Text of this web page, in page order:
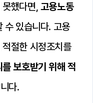
했다면, 고용노동
수 있습니다. 고용
절한 시정조치를
보호받기 위해 적
다.